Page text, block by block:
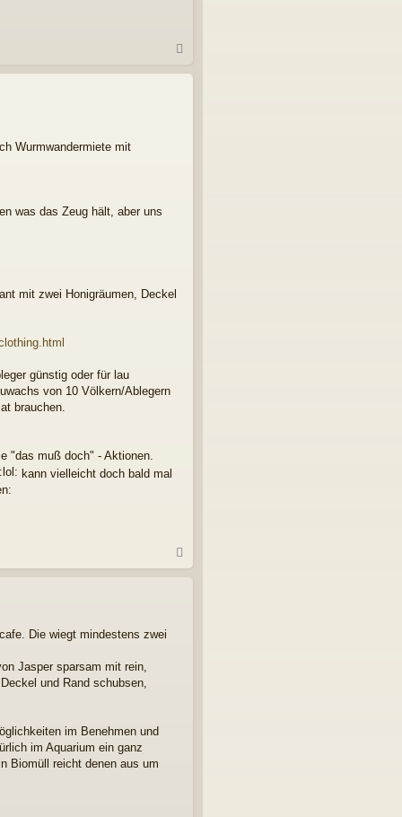
c
Wurmwandermiete mit
was das Zeug hält, aber uns
mit zwei Honigräumen, Deckel
günstig oder für lau
von 10 Völkern/Ablegern
brauchen.
"das muß doch" - Aktionen.
kann vielleicht doch bald mal
a
c
Die wiegt mindestens zwei
Jasper sparsam mit rein,
und Rand schubsen,
im Benehmen und
im Aquarium ein ganz
Biomüll reicht denen aus um